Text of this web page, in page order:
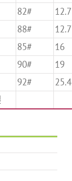
82#
12.7
88#
12.7
85#
16
90#
19
92#
25.4